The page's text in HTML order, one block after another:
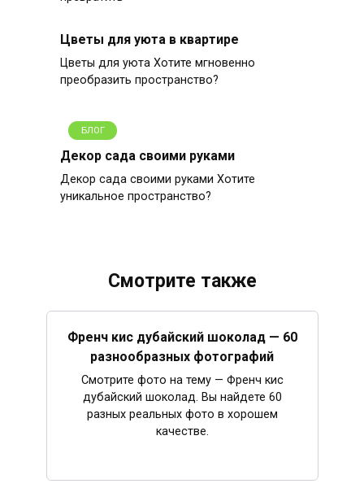
Цветы для уюта в квартире
Цветы для уюта Хотите мгновенно
преобразить пространство?
БЛОГ
Декор сада своими руками
Декор сада своими руками Хотите
уникальное пространство?
Смотрите также
Френч кис дубайский шоколад — 60
разнообразных фотографий
Смотрите фото на тему — Френч кис
дубайский шоколад. Вы найдете 60
разных реальных фото в хорошем
качестве.